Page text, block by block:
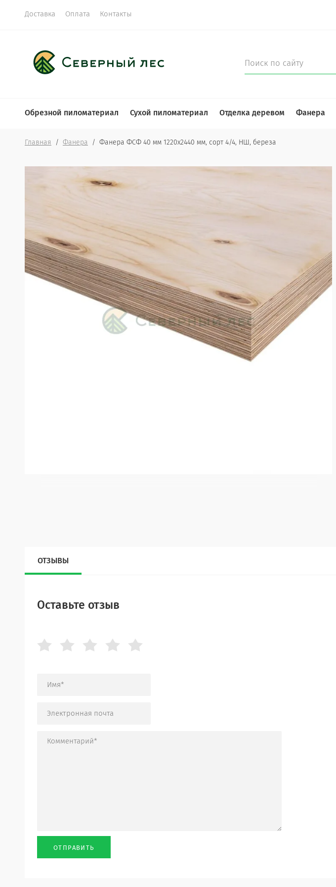
Доставка Оплата Контакты
Обрезной пиломатериал Сухой пиломатериал Отделка деревом Фанера
Главная
  /
Фанера
  /  Фанера ФСФ 40 мм 1220х2440 мм, сорт 4/4, НШ, береза
ОТЗЫВЫ
Оставьте отзыв